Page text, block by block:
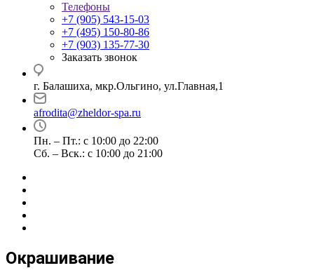
Телефоны
+7 (905) 543-15-03
+7 (495) 150-80-86
+7 (903) 135-77-30
Заказать звонок
г. Балашиха, мкр.Ольгино, ул.Главная,1
afrodita@zheldor-spa.ru
Пн. – Пт.: с 10:00 до 22:00
Сб. – Вск.: с 10:00 до 21:00
Окрашивание